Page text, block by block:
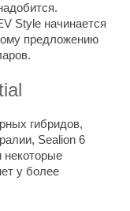
Style начинается
предложению
гибридов,
Sealion 6
некоторые
у более